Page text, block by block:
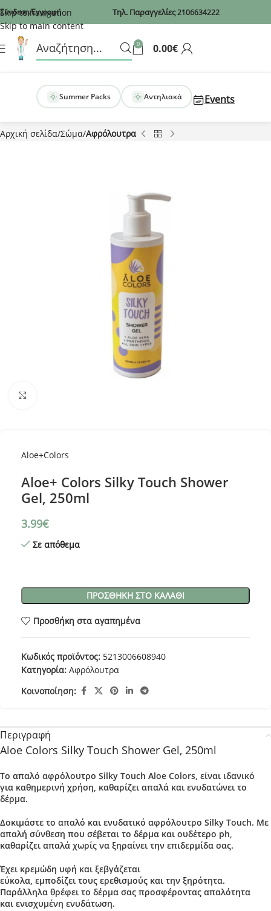
Recaptcha
Skip to navigation
Skip to main content
Σύνδεση/Εγγραφή Τηλ. Παραγγελίες2106634222
0 0.00€
Summer Packs Αντηλιακά Events
Αρχική σελίδα Σώμα Αφρόλουτρα
Aloe+Colors
Aloe+ Colors Silky Touch Shower
Gel, 250ml
3.99€
Σε απόθεμα
ΠΡΟΣΘΉΚΗ ΣΤΟ ΚΑΛΆΘΙ
Προσθήκη στα αγαπημένα
Κωδικός προϊόντος: 5213006608940
Κατηγορία: Αφρόλουτρα
Κοινοποίηση:
Περιγραφή
Aloe Colors Silky Touch Shower Gel, 250ml
Το απαλό αφρόλουτρο Silky Touch Aloe Colors, είναι ιδανικό
για καθημερινή χρήση, καθαρίζει απαλά και ενυδατώνει το
δέρμα.
Δοκιμάστε το απαλό και ενυδατικό αφρόλουτρο Silky Touch. Με
απαλή σύνθεση που σέβεται το δέρμα και ουδέτερο ph,
καθαρίζει απαλά χωρίς να ξηραίνει την επιδερμίδα σας.
Έχει κρεμώδη υφή και ξεβγάζεται
εύκολα, εμποδίζει τους ερεθισμούς και την ξηρότητα.
Παράλληλα θρέφει το δέρμα σας προσφέροντας απαλότητα
και ενισχυμένη ενυδάτωση.